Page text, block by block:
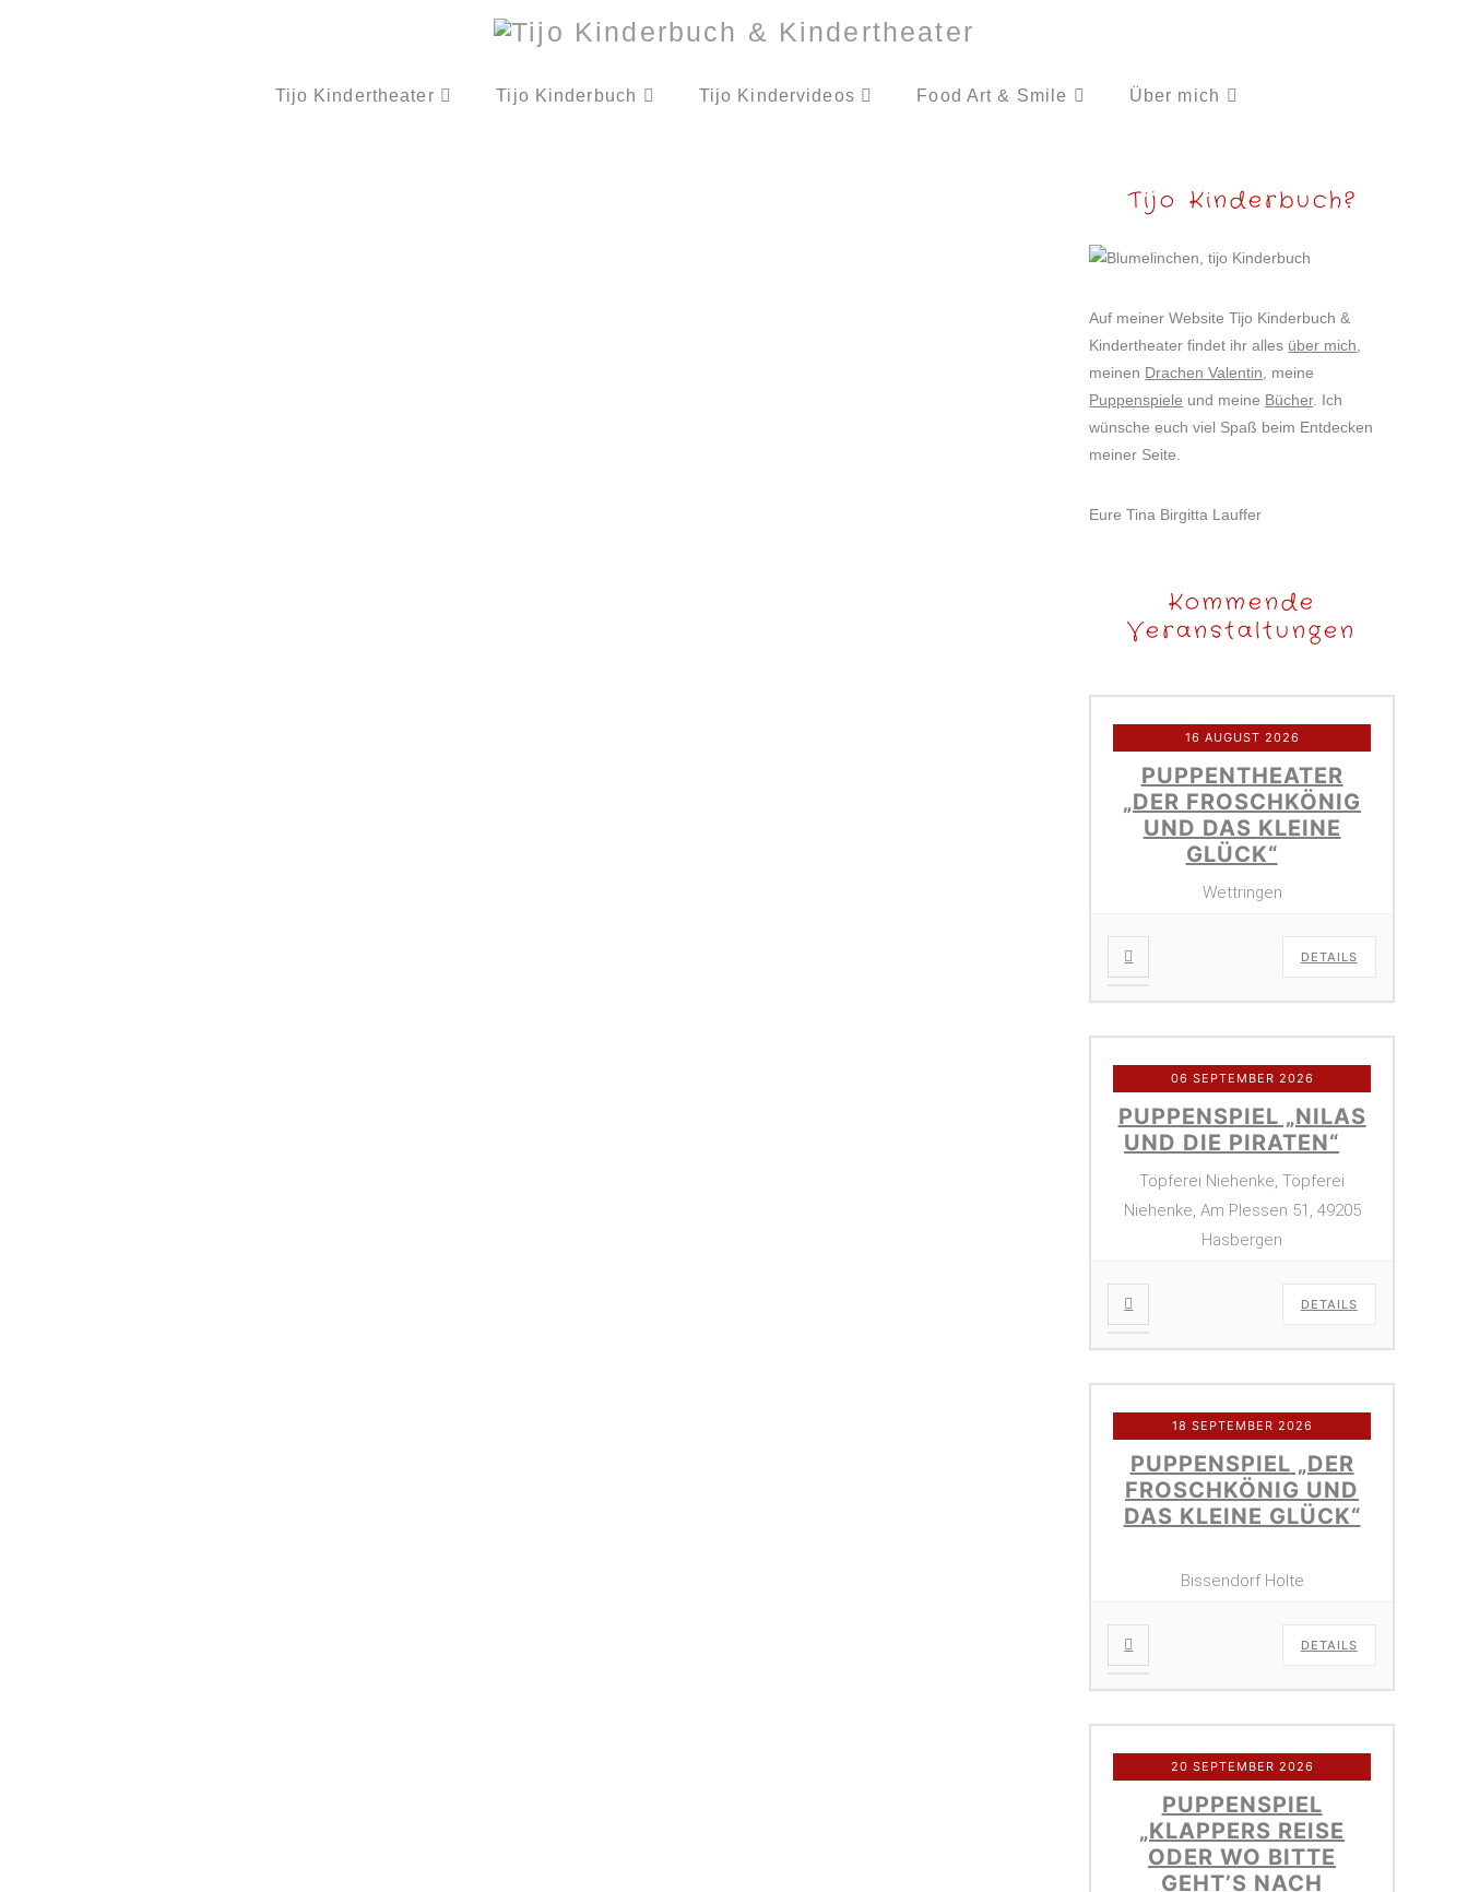
Tijo Kindertheater Tijo Kinderbuch Tijo Kindervideos Food Art & Smile Über mich
Tijo Kinderbuch?
Auf meiner Website Tijo Kinderbuch &
Kindertheater findet ihr alles über mich
meinen Drachen Valentin , meine
Puppenspiele und meine Bücher. Ich
wünsche euch viel Spaß beim Entdecken
meiner Seite.
Eure Tina Birgitta Lauffer
Kommende
Veranstaltungen
16 AUGUST 2026
PUPPENTHEATER
„DER FROSCHKÖNIG
UND DAS KLEINE
GLÜCK“
Wettringen
DETAILS
06 SEPTEMBER 2026
PUPPENSPIEL „NILAS
UND DIE PIRATEN“
Töpferei Niehenke, Töpferei
Niehenke, Am Plessen 51, 49205
Hasbergen
DETAILS
18 SEPTEMBER 2026
PUPPENSPIEL „DER
FROSCHKÖNIG UND
DAS KLEINE GLÜCK“
Bissendorf Holte
DETAILS
20 SEPTEMBER 2026
PUPPENSPIEL
„KLAPPERS REISE
ODER WO BITTE
GEHT’S NACH